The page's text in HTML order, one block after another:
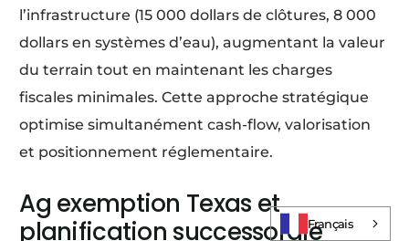
l’infrastructure (15 000 dollars de clôtures, 8 000
dollars en systèmes d’eau), augmentant la valeur
du terrain tout en maintenant les charges
fiscales minimales. Cette approche stratégique
optimise simultanément cash-flow, valorisation
et positionnement réglementaire.
Ag exemption Texas et
planification successorale
Log In
Français